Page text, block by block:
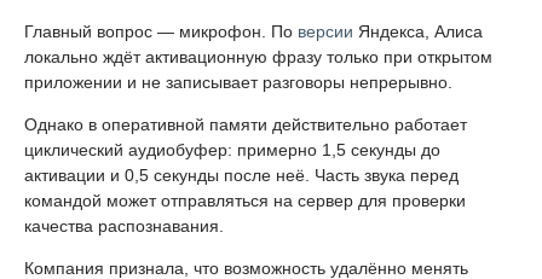
Главный вопрос — микрофон. По версии Яндекса, Алиса
локально ждёт активационную фразу только при открытом
приложении и не записывает разговоры непрерывно.
Однако в оперативной памяти действительно работает
циклический аудиобуфер: примерно 1,5 секунды до
активации и 0,5 секунды после неё. Часть звука перед
командой может отправляться на сервер для проверки
качества распознавания.
Компания признала, что возможность удалённо менять